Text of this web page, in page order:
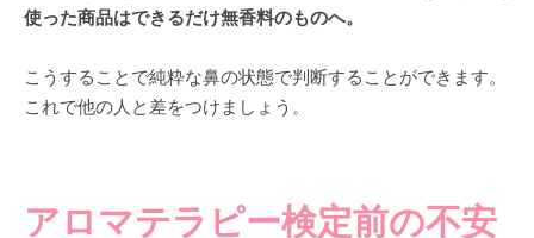
使った商品はできるだけ無香料のものへ。
こうすることで純粋な鼻の状態で判断することができます。
これで他の人と差をつけましょう。
アロマテラピー検定前の不安